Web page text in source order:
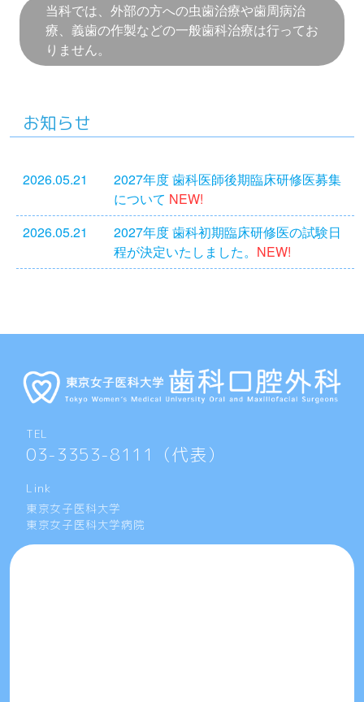
当科では、外部の方への虫歯治療や歯周病治
療、義⻭の作製などの一般歯科治療は行ってお
りません。
お知らせ
2026.05.21
2027年度 歯科医師後期臨床研修医募集
について NEW!
2026.05.21
2027年度 歯科初期臨床研修医の試験日
程が決定いたしました。 NEW!
TEL
03-3353-8111（代表）
Link
東京女子医科大学
東京女子医科大学病院